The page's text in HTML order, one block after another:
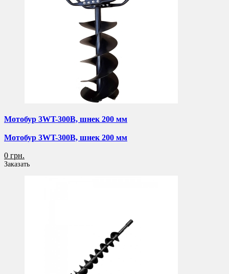
Мотобур 3WT-300B, шнек 200 мм
Мотобур 3WT-300B, шнек 200 мм
0 грн.
Заказать